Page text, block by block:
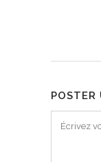
POSTER